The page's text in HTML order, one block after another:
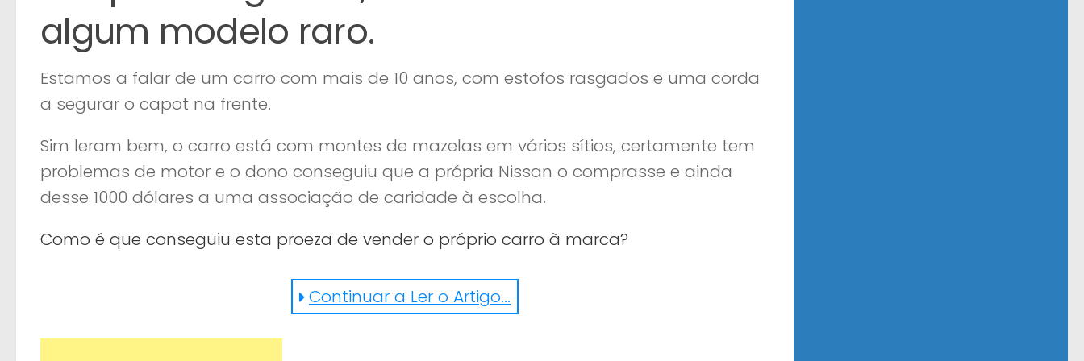
algum modelo raro.
Estamos a falar de um carro com mais de 10 anos, com estofos rasgados e uma corda
a segurar o capot na frente.
Sim leram bem, o carro está com montes de mazelas em vários sítios, certamente tem
problemas de motor e o dono conseguiu que a própria Nissan o comprasse e ainda
desse 1000 dólares a uma associação de caridade à escolha.
Como é que conseguiu esta proeza de vender o próprio carro à marca?
Com muita criatividade e empenho, este cineasta da Flórida de nome Luke Arker
encontrou a forma ideal de vender o seu Nissan Maxima de 1996. O estado do veiculo
inspirava tudo menos confiança, mas depois de um anúncio assim dá mesmo vontade
Continuar a Ler o Artigo...